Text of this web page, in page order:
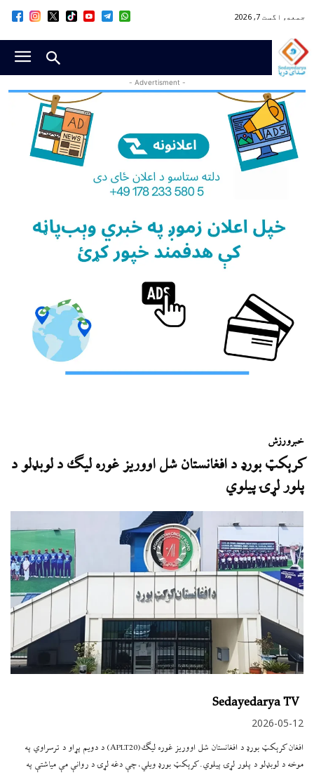
جمعه, اگست 7, 2026
- Advertisment -
خبرورزش
کرېکټ بورډ د افغانستان شل اووریز غوره لیګ د لوبډلو د
پلور لړۍ پیلوي
Sedayedarya TV
2026-05-12
افغان کرېکټ بورډ د افغانستان شل اووریز غوره لیګ(APLT20) د دویم پړاو د ترسراوي په
موخه د لوبډلو د پلور لړۍ پیلوي. کرېکټ بورډ ویلي، چې دغه لړۍ د روانې مې میاشتې په